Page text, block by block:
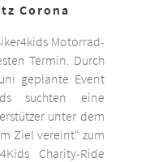
Corona
Motorrad-
Termin. Durch
geplante Event
suchten eine
unter dem
Ziel vereint“ zum
Charity-Ride